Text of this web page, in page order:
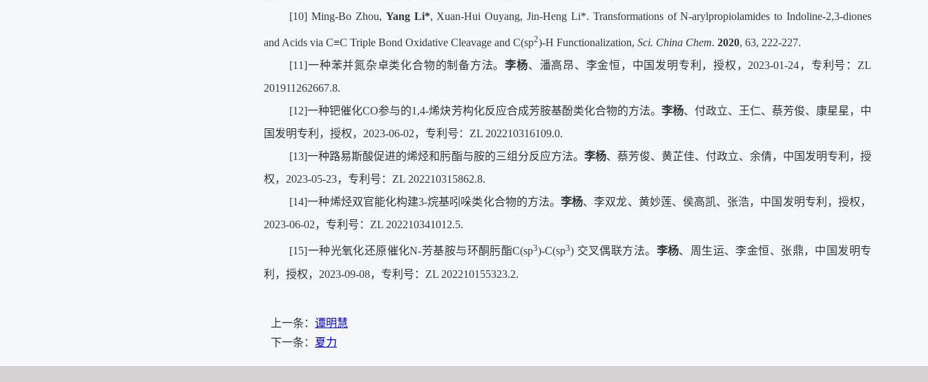
[10] Ming-Bo Zhou, Yang Li*, Xuan-Hui Ouyang, Jin-Heng Li*. Transformations of N-arylpropiolamides to Indoline-2,3-diones
and Acids via C≡C Triple Bond Oxidative Cleavage and C(sp2)-H Functionalization, Sci. China Chem. 2020, 63, 222-227.
[11]一种苯并氮杂卓类化合物的制备方法。李杨、潘高昂、李金恒，中国发明专利，授权，2023-01-24，专利号：ZL
201911262667.8.
[12]一种钯催化CO参与的1,4-烯炔芳构化反应合成芳胺基酚类化合物的方法。 李杨、付政立、王仁、蔡芳俊、康星星，中
国发明专利，授权，2023-06-02，专利号：ZL 202210316109.0.
[13]一种路易斯酸促进的烯烃和肟酯与胺的三组分反应方法。 李杨、蔡芳俊、黄芷佳、付政立、余倩，中国发明专利，授
权，2023-05-23，专利号：ZL 202210315862.8.
[14]一种烯烃双官能化构建3-烷基吲哚类化合物的方法。李杨、李双龙、黄妙莲、侯高凯、张浩，中国发明专利，授权，
2023-06-02，专利号：ZL 202210341012.5.
[15]一种光氧化还原催化N-芳基胺与环酮肟酯C(sp3)-C(sp3) 交叉偶联方法。 李杨、周生运、李金恒、张鼎，中国发明专
利，授权，2023-09-08，专利号：ZL 202210155323.2.
上一条： 谭明慧
下一条： 夏力